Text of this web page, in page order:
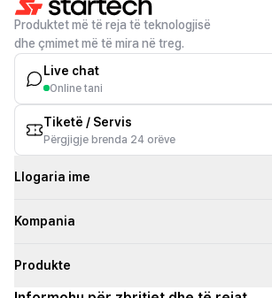
Produktet më të reja të teknologjisë
dhe çmimet më të mira në treg.
Live chat
Online tani
Tiketë / Servis
Përgjigje brenda 24 orëve
Llogaria ime
Kompania
Produkte